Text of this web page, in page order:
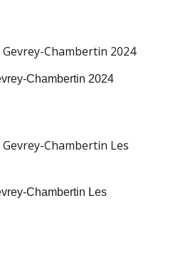
Chambertin 2024
Chambertin Les